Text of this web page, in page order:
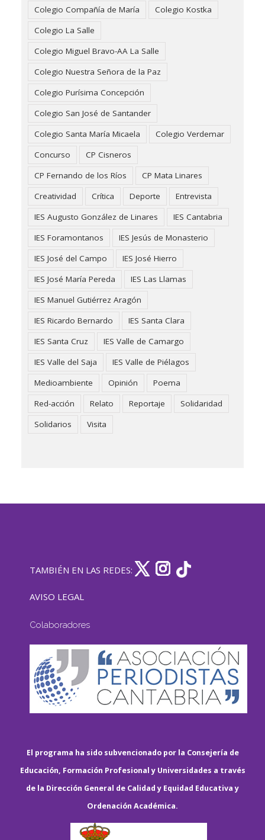
Colegio Compañía de María
Colegio Kostka
Colegio La Salle
Colegio Miguel Bravo-AA La Salle
Colegio Nuestra Señora de la Paz
Colegio Purísima Concepción
Colegio San José de Santander
Colegio Santa María Micaela
Colegio Verdemar
Concurso
CP Cisneros
CP Fernando de los Ríos
CP Mata Linares
Creatividad
Crítica Deporte
Entrevista
IES Augusto González de Linares
IES Cantabria
IES Foramontanos
IES Jesús de Monasterio
IES José del Campo
IES José Hierro
IES José María Pereda
IES Las Llamas
IES Manuel Gutiérrez Aragón
IES Ricardo Bernardo
IES Santa Clara
IES Santa Cruz
IES Valle de Camargo
IES Valle del Saja
IES Valle de Piélagos
Medioambiente
Opinión
Poema
Red-acción
Relato Reportaje
Solidaridad
Solidarios
Visita
TAMBIÉN EN LAS REDES:
AVISO LEGAL
Colaboradores
El programa ha sido subvencionado por la Consejería de
Educación, Formación Profesional y Universidades a través
de la Dirección General de Calidad y Equidad Educativa y
Ordenación Académica.